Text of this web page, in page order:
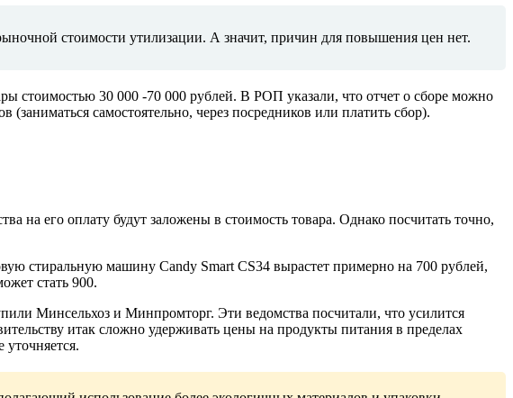
стоимости утилизации. А значит, причин для повышения цен нет.
стоимостью 30 000 -70 000 рублей. В РОП указали, что отчет о сборе можно
самостоятельно, через посредников или платить сбор).
на его оплату будут заложены в стоимость товара. Однако посчитать точно,
стиральную машину Candy Smart CS34 вырастет примерно на 700 рублей,
стать 900.
Минсельхоз и Минпромторг. Эти ведомства посчитали, что усилится
итак сложно удерживать цены на продукты питания в пределах